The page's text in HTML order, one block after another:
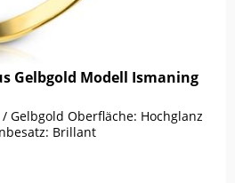
Gelbgold Modell Ismaning
Gelbgold Oberfläche: Hochglanz
Brillant